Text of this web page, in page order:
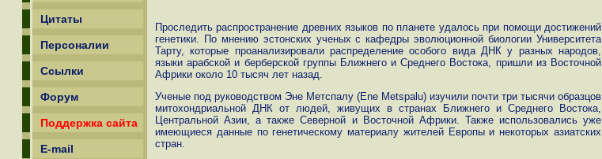
Цитаты
Персоналии
Ссылки
Форум
Поддержка сайта
E-mail
Проследить распространение древних языков по планете удалось при помощи достижений
генетики. По мнению эстонских ученых с кафедры эволюционной биологии Университета
Тарту, которые проанализировали распределение особого вида ДНК у разных народов,
языки арабской и берберской группы Ближнего и Среднего Востока, пришли из Восточной
Африки около 10 тысяч лет назад.
Ученые под руководством Эне Метспалу (Ene Metspalu) изучили почти три тысячи образцов
митохондриальной ДНК от людей, живущих в странах Ближнего и Среднего Востока,
Центральной Азии, а также Северной и Восточной Африки. Также использовались уже
имеющиеся данные по генетическому материалу жителей Европы и некоторых азиатских
стран.